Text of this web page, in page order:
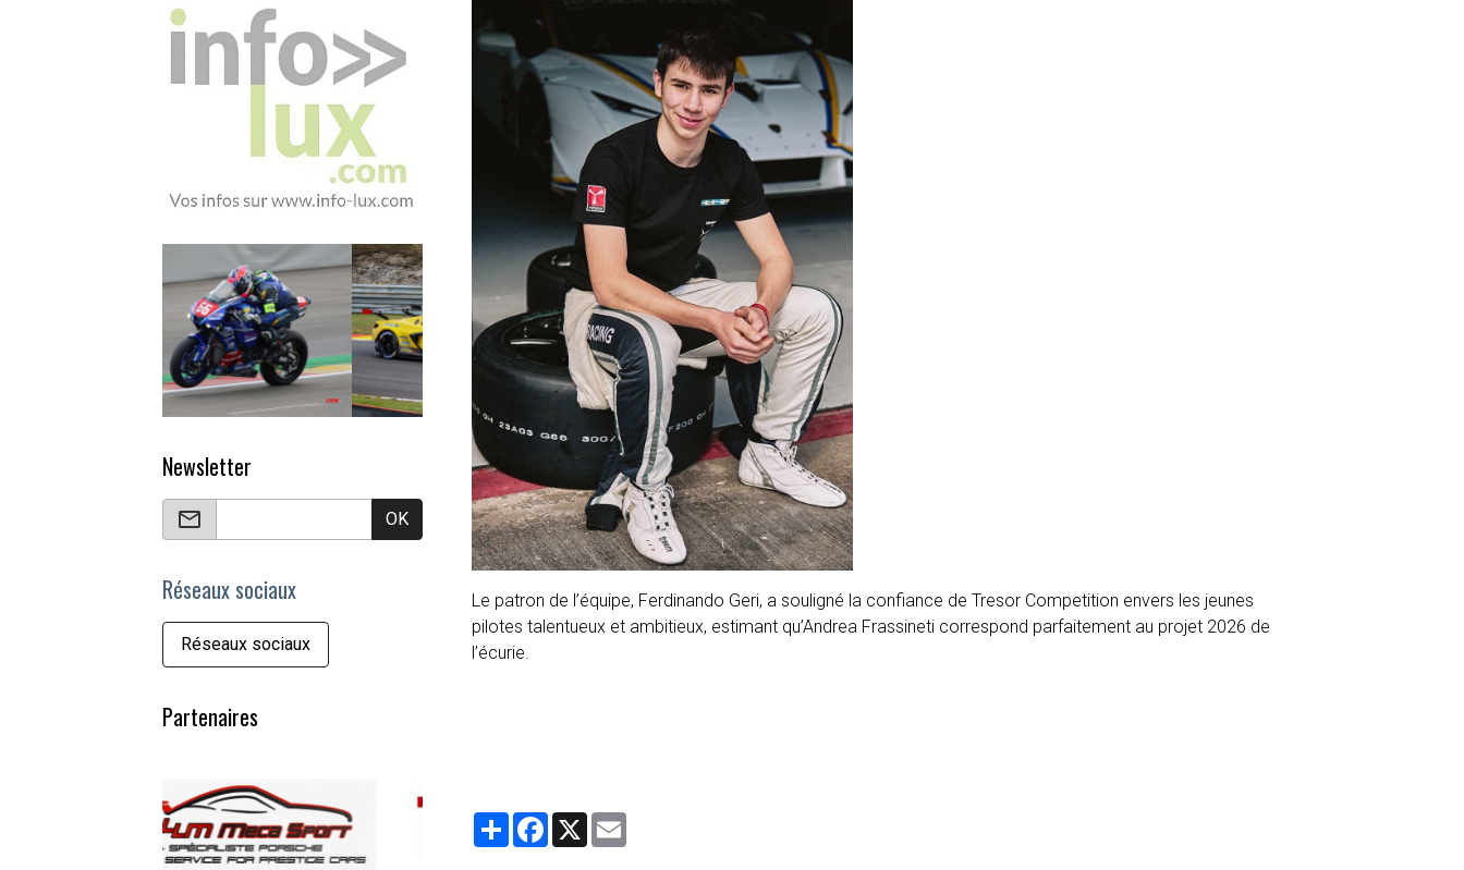
Le patron de l’équipe, Ferdinando Geri, a souligné la confiance de Tresor Competition envers les jeunes
pilotes talentueux et ambitieux, estimant qu’Andrea Frassineti correspond parfaitement au projet 2026 de
l’écurie.
PartagerFacebook
X
Newsletter
OK
Réseaux sociaux
Réseaux sociaux
Partenaires